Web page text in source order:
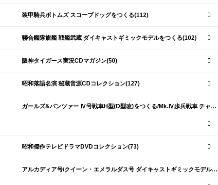
装甲騎兵ボトムズ スコープドッグをつくる(112)
聯合艦隊旗艦 戦艦武蔵 ダイキャストギミックモデルをつくる(102)
阪神タイガース実況CDマガジン(50)
昭和落語名演 秘蔵音源CDコレクション(127)
ガールズ&パンツァー Ⅳ号戦車H型(D型改)をつくる/Mk.Ⅳ歩兵戦車 チャーチルMk.Ⅶをつくる(191)
昭和傑作テレビドラマDVDコレクション(73)
アルカディア号/クイーン・エメラルダス号 ダイキャストギミックモデルをつくる(159)